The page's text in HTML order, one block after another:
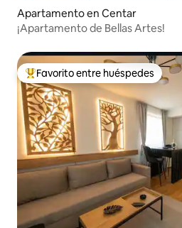
Apartamento en Centar
¡Apartamento de Bellas Artes!
Favorito entre huéspedes preferido
Favorito entre huéspedes